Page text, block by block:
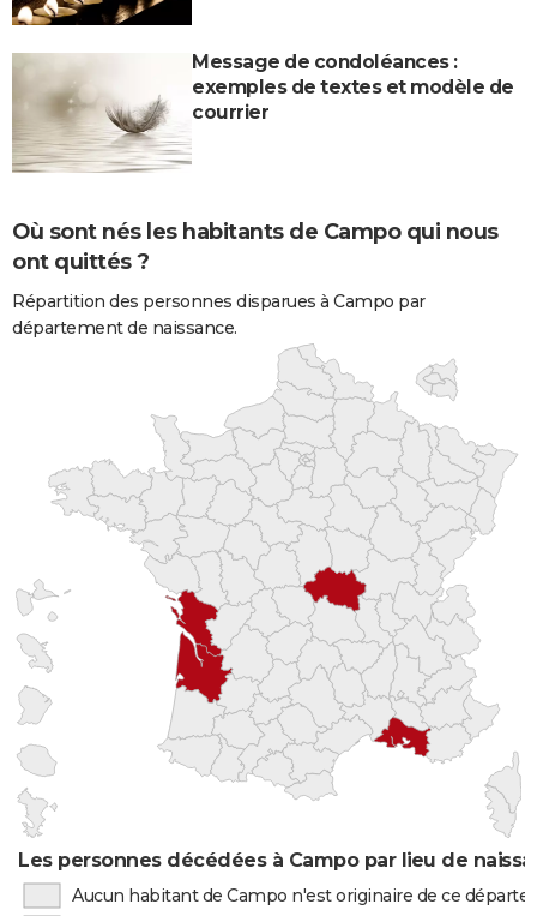
Message de condoléances :
exemples de textes et modèle de
courrier
Où sont nés les habitants de Campo qui nous
ont quittés ?
Répartition des personnes disparues à Campo par
département de naissance.
Les personnes décédées à Campo par lieu de
Aucun habitant de Campo n'est originaire de ce